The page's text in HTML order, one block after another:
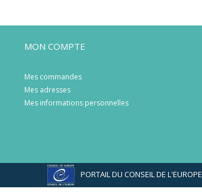
MON COMPTE
Mes commandes
Mes adresses
Mes informations personnelles
PORTAIL DU CONSEIL DE L'EUROPE